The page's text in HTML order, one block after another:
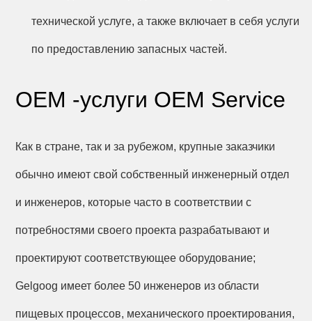
технической услуге, а также включает в себя услуги
по предоставлению запасных частей.
OEM -услуги OEM Service
Как в стране, так и за рубежом, крупные заказчики
обычно имеют свой собственный инженерный отдел
и инженеров, которые часто в соответствии с
потребностями своего проекта разрабатывают и
проектируют соответствующее оборудование;
Gelgoog имеет более 50 инженеров из области
пищевых процессов, механического проектирования,